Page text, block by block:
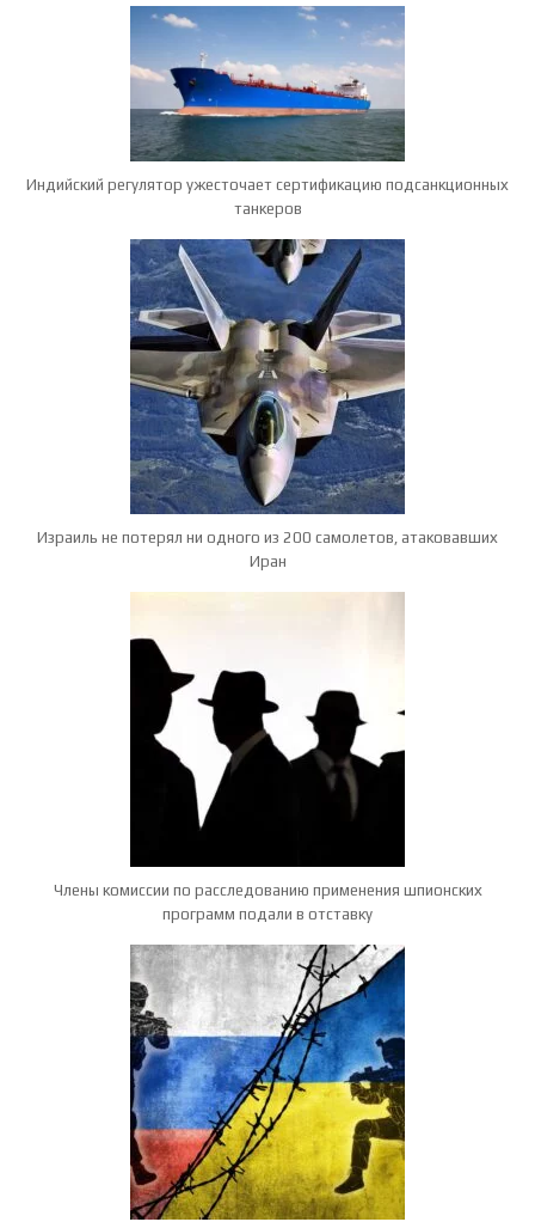
Индийский регулятор ужесточает сертификацию подсанкционных
танкеров
Израиль не потерял ни одного из 200 самолетов, атаковавших
Иран
Члены комиссии по расследованию применения шпионских
программ подали в отставку